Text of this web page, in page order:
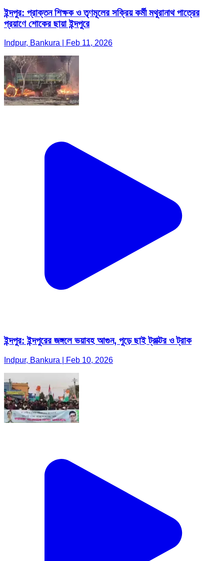
ইন্দপুর: প্রাক্তন শিক্ষক ও তৃণমূলের সক্রিয় কর্মী মথুরানাথ পাত্রের
প্রয়াণে শোকের ছায়া ইন্দপুরে
Indpur, Bankura | Feb 11, 2026
ইন্দপুর: ইন্দপুরের জঙ্গলে ভয়াবহ আগুন, পুড়ে ছাই ট্রাক্টর ও ট্রাক
Indpur, Bankura | Feb 10, 2026